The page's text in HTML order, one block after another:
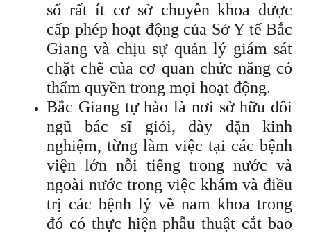
số rất ít cơ sở chuyên khoa được
cấp phép hoạt động của Sở Y tế Bắc
Giang và chịu sự quản lý giám sát
chặt chẽ của cơ quan chức năng có
thẩm quyền trong mọi hoạt động.
Bắc Giang tự hào là nơi sở hữu đôi
ngũ bác sĩ giỏi, dày dặn kinh
nghiệm, từng làm việc tại các bệnh
viện lớn nỗi tiếng trong nước và
ngoài nước trong việc khám và điều
trị các bệnh lý về nam khoa trong
đó có thực hiện phẫu thuật cắt bao